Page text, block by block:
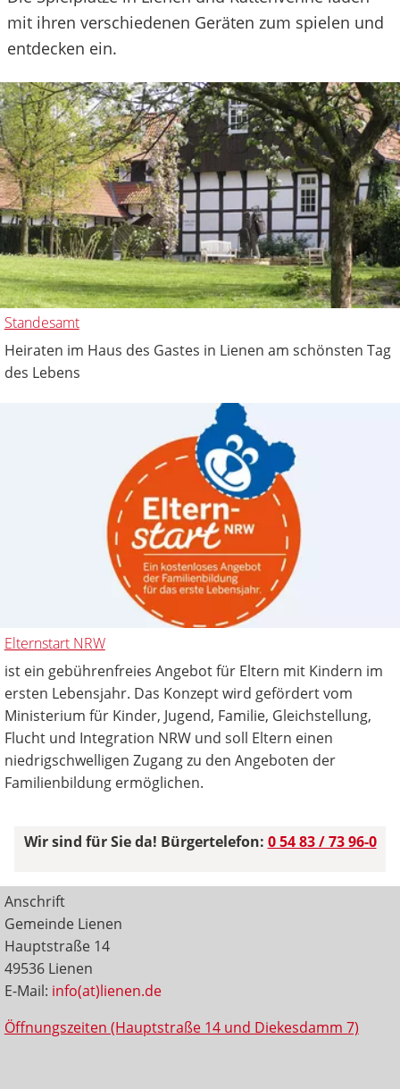
mit ihren verschiedenen Geräten zum spielen und
entdecken ein.
Standesamt
Heiraten im Haus des Gastes in Lienen am schönsten Tag
des Lebens
Elternstart NRW
ist ein gebührenfreies Angebot für Eltern mit Kindern im
ersten Lebensjahr. Das Konzept wird gefördert vom
Ministerium für Kinder, Jugend, Familie, Gleichstellung,
Flucht und Integration NRW und soll Eltern einen
niedrigschwelligen Zugang zu den Angeboten der
Familienbildung ermöglichen.
Wir sind für Sie da! Bürgertelefon: 0 54 83 / 73 96-0
Anschrift
Gemeinde Lienen
Hauptstraße 14
49536 Lienen
E-Mail: info(at)lienen.de
Öffnungszeiten (Hauptstraße 14 und Diekesdamm 7)